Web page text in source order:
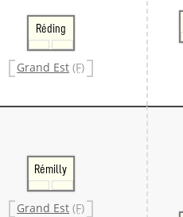
Réding
Grand Est (F)
Rémilly
Grand Est (F)